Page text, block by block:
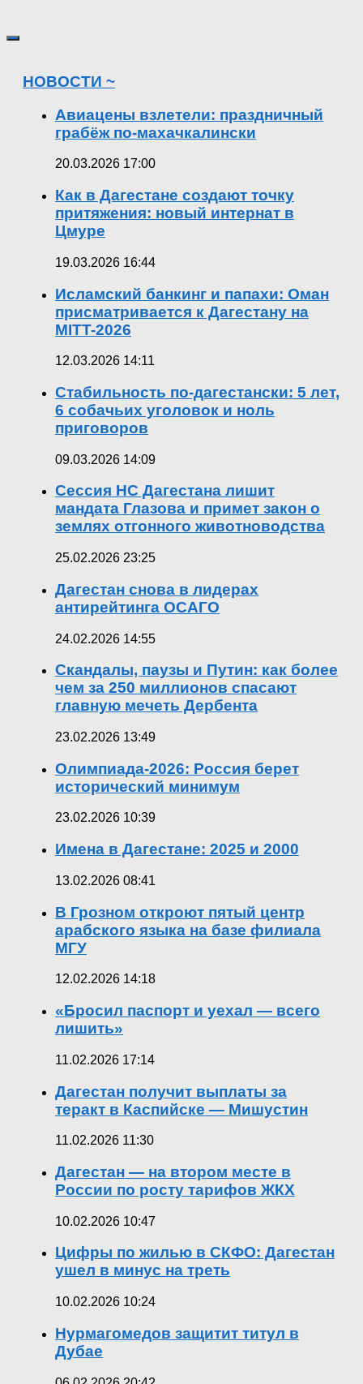
НОВОСТИ ~
Авиацены взлетели: праздничный
грабёж по-махачкалински
20.03.2026 17:00
Как в Дагестане создают точку
притяжения: новый интернат в
Цмуре
19.03.2026 16:44
Исламский банкинг и папахи: Оман
присматривается к Дагестану на
MITT-2026
12.03.2026 14:11
Стабильность по-дагестански: 5 лет,
6 собачьих уголовок и ноль
приговоров
09.03.2026 14:09
Сессия НС Дагестана лишит
мандата Глазова и примет закон о
землях отгонного животноводства
25.02.2026 23:25
Дагестан снова в лидерах
антирейтинга ОСАГО
24.02.2026 14:55
Скандалы, паузы и Путин: как более
чем за 250 миллионов спасают
главную мечеть Дербента
23.02.2026 13:49
Олимпиада-2026: Россия берет
исторический минимум
23.02.2026 10:39
Имена в Дагестане: 2025 и 2000
13.02.2026 08:41
В Грозном откроют пятый центр
арабского языка на базе филиала
МГУ
12.02.2026 14:18
«Бросил паспорт и уехал — всего
лишить»
11.02.2026 17:14
Дагестан получит выплаты за
теракт в Каспийске — Мишустин
11.02.2026 11:30
Дагестан — на втором месте в
России по росту тарифов ЖКХ
10.02.2026 10:47
Цифры по жилью в СКФО: Дагестан
ушел в минус на треть
10.02.2026 10:24
Нурмагомедов защитит титул в
Дубае